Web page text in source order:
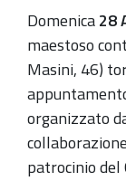
Iniziativa
pro
Fanep
Onlus
Domenica28
maestoso
Masini, 46)
organizzato
patrocinio del